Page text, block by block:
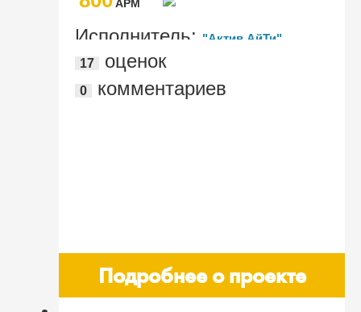
AРМ
Исполнитель: "Актив АйТи"
17
оценок
0 комментариев
Подробнее о проекте